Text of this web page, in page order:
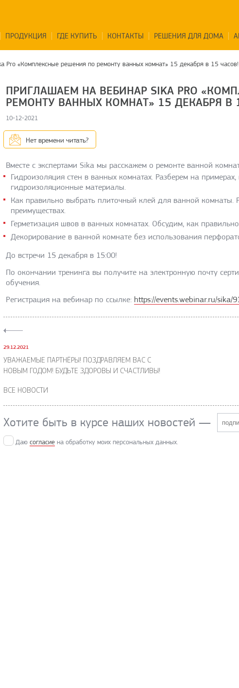
ПРОДУКЦИЯ ГДЕ КУПИТЬ КОНТАКТЫ РЕШЕНИЯ ДЛЯ ДОМА
Pro «Комплексные решения по ремонту ванных комнат» 15 декабря в 15 часов!
ПРИГЛАШАЕМ НА ВЕБИНАР SIKA PRO
РЕМОНТУ ВАННЫХ КОМНАТ» 15 ДЕКАБРЯ В
10-12-2021
Нет времени читать?
Вместе с экспертами Sika мы расскажем о ремонте ванной
Гидроизоляция стен в ванных комнатах. Разберем на
гидроизоляционные материалы.
Как правильно выбрать плиточный клей для ванной комнаты.
преимуществах.
Герметизация швов в ванных комнатах. Обсудим, как
Декорирование в ванной комнате без использования
До встречи 15 декабря в 15:00!
По окончании тренинга вы получите на электронную почту
обучения.
Регистрация на вебинар по ссылке: https://events.webinar.ru/sika/
29.12.2021
УВАЖАЕМЫЕ ПАРТНЁРЫ! ПОЗДРАВЛЯЕМ ВАС С
НОВЫМ ГОДОМ! БУДЬТЕ ЗДОРОВЫ И СЧАСТЛИВЫ!
ВСЕ НОВОСТИ
Хотите быть в курсе наших новостей —
Даю согласие на обработку моих персональных данных.